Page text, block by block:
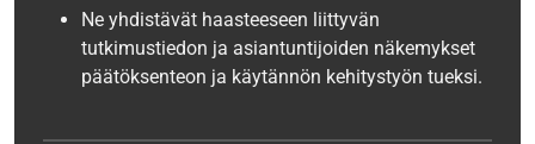
Ne yhdistävät haasteeseen liittyvän
tutkimustiedon ja asiantuntijoiden näkemykset
päätöksenteon ja käytännön kehitystyön tueksi.